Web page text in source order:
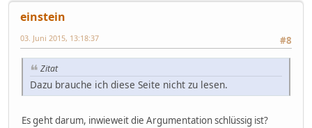
einstein
#8
03. Juni 2015, 13:18:37
Zitat
Dazu brauche ich diese Seite nicht zu lesen.
Es geht darum, inwieweit die Argumentation schlüssig ist?